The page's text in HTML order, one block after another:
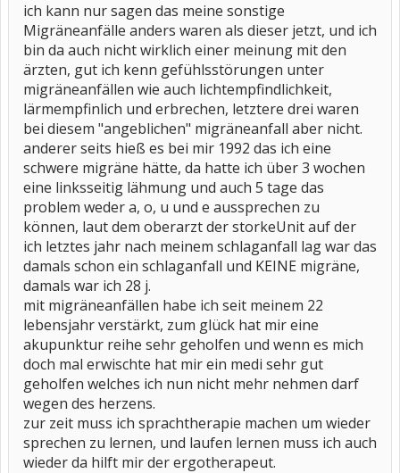
ich kann nur sagen das meine sonstige
Migräneanfälle anders waren als dieser jetzt, und ich
bin da auch nicht wirklich einer meinung mit den
ärzten, gut ich kenn gefühlsstörungen unter
migräneanfällen wie auch lichtempfindlichkeit,
lärmempfinlich und erbrechen, letztere drei waren
bei diesem "angeblichen" migräneanfall aber nicht.
anderer seits hieß es bei mir 1992 das ich eine
schwere migräne hätte, da hatte ich über 3 wochen
eine linksseitig lähmung und auch 5 tage das
problem weder a, o, u und e aussprechen zu
können, laut dem oberarzt der storkeUnit auf der
ich letztes jahr nach meinem schlaganfall lag war das
damals schon ein schlaganfall und KEINE migräne,
damals war ich 28 j.
mit migräneanfällen habe ich seit meinem 22
lebensjahr verstärkt, zum glück hat mir eine
akupunktur reihe sehr geholfen und wenn es mich
doch mal erwischte hat mir ein medi sehr gut
geholfen welches ich nun nicht mehr nehmen darf
wegen des herzens.
zur zeit muss ich sprachtherapie machen um wieder
sprechen zu lernen, und laufen lernen muss ich auch
wieder da hilft mir der ergotherapeut.